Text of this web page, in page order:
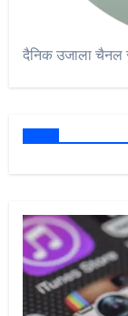
दैनिक उजाला